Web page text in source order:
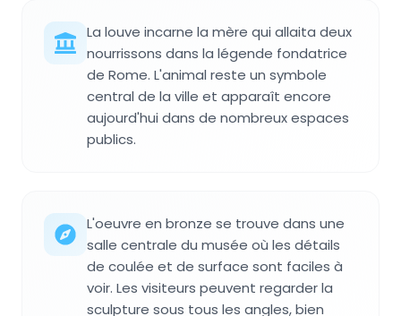
La louve incarne la mère qui allaita deux
nourrissons dans la légende fondatrice
de Rome. L'animal reste un symbole
central de la ville et apparaît encore
aujourd'hui dans de nombreux espaces
publics.
L'oeuvre en bronze se trouve dans une
salle centrale du musée où les détails
de coulée et de surface sont faciles à
voir. Les visiteurs peuvent regarder la
sculpture sous tous les angles, bien